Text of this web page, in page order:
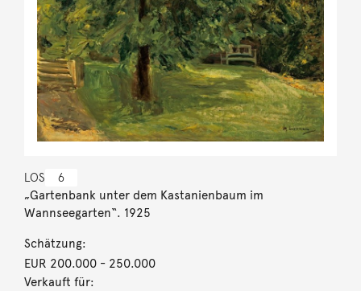
LOS 6
„Gartenbank unter dem Kastanienbaum im
Wannseegarten“. 1925
Schätzung:
EUR 200.000- 250.000
Verkauft für: